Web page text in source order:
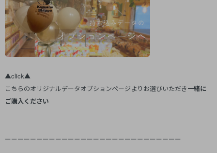
▲click▲
こちらのオリジナルデータオプションページよりお選びいただき一緒に
ご購入ください
ーーーーーーーーーーーーーーーーーーーーーーーーーーーー